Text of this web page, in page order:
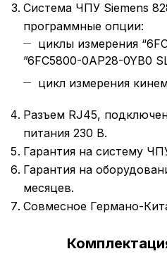
Система ЧПУ Siemens
программные опции:
циклы измерения
”6FC5800-0AP28-0YB0
цикл измерения
Разъем RJ45,
питания 230 В.
Гарантия на систему
Гарантия на
месяцев.
Совмесное Германо-